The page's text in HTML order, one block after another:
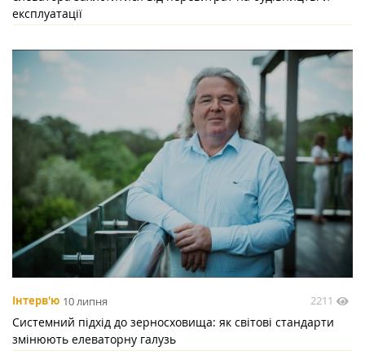
експлуатації
Інтерв'ю 10 липня 2211
Системний підхід до зерносховища: як світові стандарти
змінюють елеваторну галузь